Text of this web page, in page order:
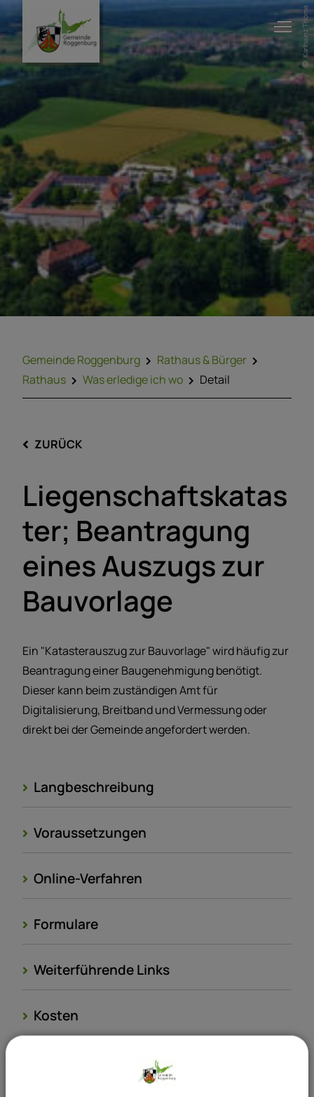
Karlheinz Thoma
Gemeinde Roggenburg
Rathaus & Bürger
Rathaus
Was erledige ich wo Detail
ZURÜCK
Liegenschaftskatas
ter; Beantragung
eines Auszugs zur
Bauvorlage
Ein "Katasterauszug zur Bauvorlage" wird häufig zur
Beantragung einer Baugenehmigung benötigt.
Dieser kann beim zuständigen Amt für
Digitalisierung, Breitband und Vermessung oder
direkt bei der Gemeinde angefordert werden.
Langbeschreibung
Voraussetzungen
Online-Verfahren
Formulare
Weiterführende Links
Kosten